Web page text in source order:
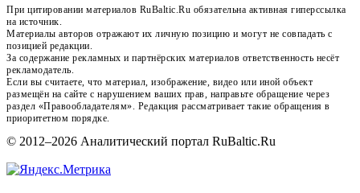
При цитировании материалов RuBaltic.Ru обязательна активная гиперссылка
на источник.
Материалы авторов отражают их личную позицию и могут не совпадать с
позицией редакции.
За содержание рекламных и партнёрских материалов ответственность несёт
рекламодатель.
Если вы считаете, что материал, изображение, видео или иной объект
размещён на сайте с нарушением ваших прав, направьте обращение через
раздел «Правообладателям». Редакция рассматривает такие обращения в
приоритетном порядке.
© 2012–2026 Аналитический портал RuBaltic.Ru